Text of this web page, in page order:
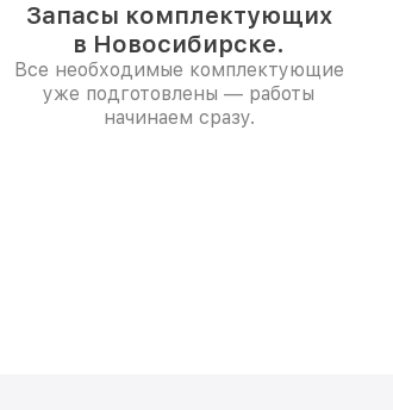
Запасы комплектующих
в Новосибирске.
Все необходимые комплектующие
уже подготовлены — работы
начинаем сразу.